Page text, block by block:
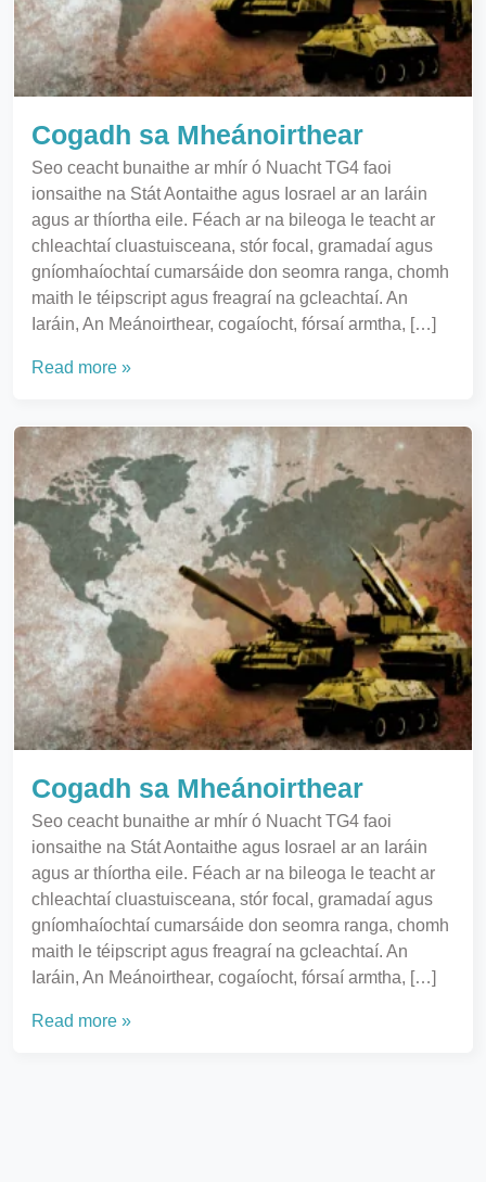
Cogadh sa Mheánoirthear
Seo ceacht bunaithe ar mhír ó Nuacht TG4 faoi
ionsaithe na Stát Aontaithe agus Iosrael ar an Iaráin
agus ar thíortha eile. Féach ar na bileoga le teacht ar
chleachtaí cluastuisceana, stór focal, gramadaí agus
gníomhaíochtaí cumarsáide don seomra ranga, chomh
maith le téipscript agus freagraí na gcleachtaí. An
Iaráin, An Meánoirthear, cogaíocht, fórsaí armtha, […]
Read more »
Cogadh sa Mheánoirthear
Seo ceacht bunaithe ar mhír ó Nuacht TG4 faoi
ionsaithe na Stát Aontaithe agus Iosrael ar an Iaráin
agus ar thíortha eile. Féach ar na bileoga le teacht ar
chleachtaí cluastuisceana, stór focal, gramadaí agus
gníomhaíochtaí cumarsáide don seomra ranga, chomh
maith le téipscript agus freagraí na gcleachtaí. An
Iaráin, An Meánoirthear, cogaíocht, fórsaí armtha, […]
Read more »